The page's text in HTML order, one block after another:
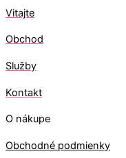
Vitajte
Obchod
Služby
Kontakt
O nákupe
Obchodné podmienky